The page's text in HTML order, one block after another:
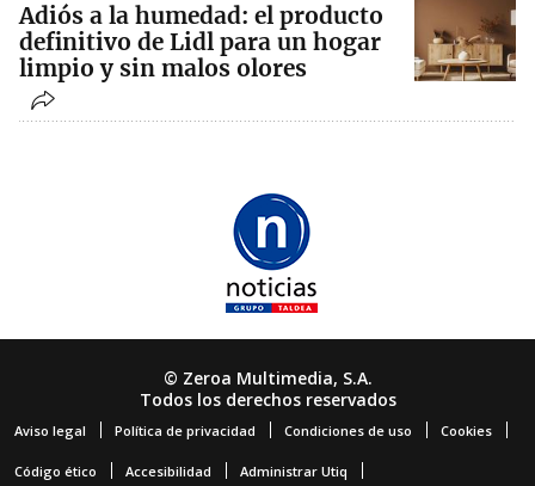
Adiós a la humedad: el producto
definitivo de Lidl para un hogar
limpio y sin malos olores
© Zeroa Multimedia, S.A.
Todos los derechos reservados
Aviso legal Política de privacidad Condiciones de uso Cookies
Código ético Accesibilidad Administrar Utiq